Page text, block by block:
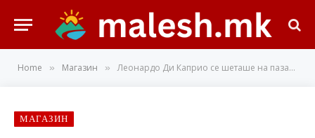
Home » Магазин » Леонардо Ди Каприо се шеташе на пазар во фустан, откри актерката Миријам Марголис
МАГАЗИН